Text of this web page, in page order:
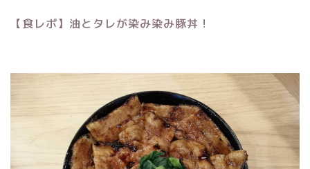
【食レポ】油とタレが染み染み豚丼！